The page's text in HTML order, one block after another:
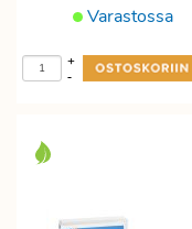
Varastossa
-
+